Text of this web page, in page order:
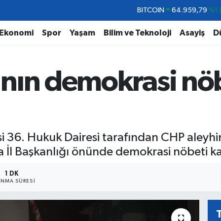
DOLAR 47,7436
EURO 55,2510
BİST100 13.779 %-
Spor Yaşam Bilim ve Teknoloji Asayiş
demokrasi
36. Hukuk Dairesi tarafından CHP
İl Başkanlığı önünde demokrasi nöbeti
1 DK
SÜRESI